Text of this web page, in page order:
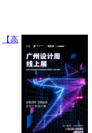
【高